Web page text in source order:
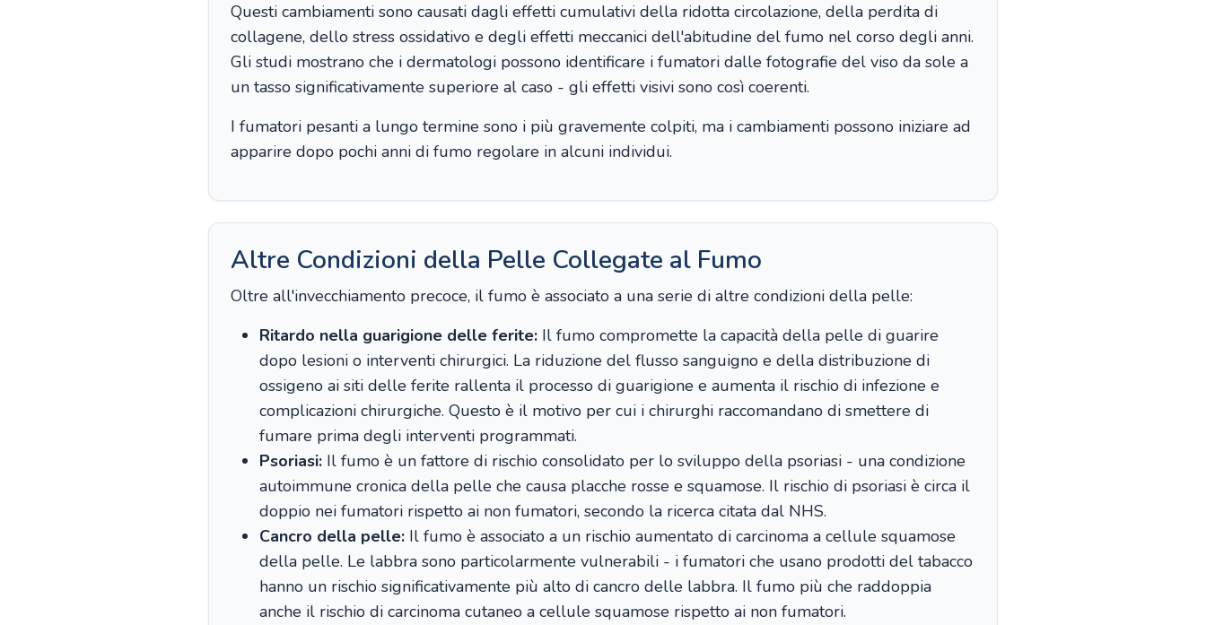
Questi cambiamenti sono causati dagli effetti cumulativi della ridotta circolazione, della perdita di
collagene, dello stress ossidativo e degli effetti meccanici dell'abitudine del fumo nel corso degli anni.
Gli studi mostrano che i dermatologi possono identificare i fumatori dalle fotografie del viso da sole a
un tasso significativamente superiore al caso - gli effetti visivi sono così coerenti.
I fumatori pesanti a lungo termine sono i più gravemente colpiti, ma i cambiamenti possono iniziare ad
apparire dopo pochi anni di fumo regolare in alcuni individui.
Altre Condizioni della Pelle Collegate al Fumo
Oltre all'invecchiamento precoce, il fumo è associato a una serie di altre condizioni della pelle:
Ritardo nella guarigione delle ferite: Il fumo compromette la capacità della pelle di guarire
dopo lesioni o interventi chirurgici. La riduzione del flusso sanguigno e della distribuzione di
ossigeno ai siti delle ferite rallenta il processo di guarigione e aumenta il rischio di infezione e
complicazioni chirurgiche. Questo è il motivo per cui i chirurghi raccomandano di smettere di
fumare prima degli interventi programmati.
Psoriasi: Il fumo è un fattore di rischio consolidato per lo sviluppo della psoriasi - una condizione
autoimmune cronica della pelle che causa placche rosse e squamose. Il rischio di psoriasi è circa il
doppio nei fumatori rispetto ai non fumatori, secondo la ricerca citata dal NHS.
Cancro della pelle: Il fumo è associato a un rischio aumentato di carcinoma a cellule squamose
della pelle. Le labbra sono particolarmente vulnerabili - i fumatori che usano prodotti del tabacco
hanno un rischio significativamente più alto di cancro delle labbra. Il fumo più che raddoppia
anche il rischio di carcinoma cutaneo a cellule squamose rispetto ai non fumatori.